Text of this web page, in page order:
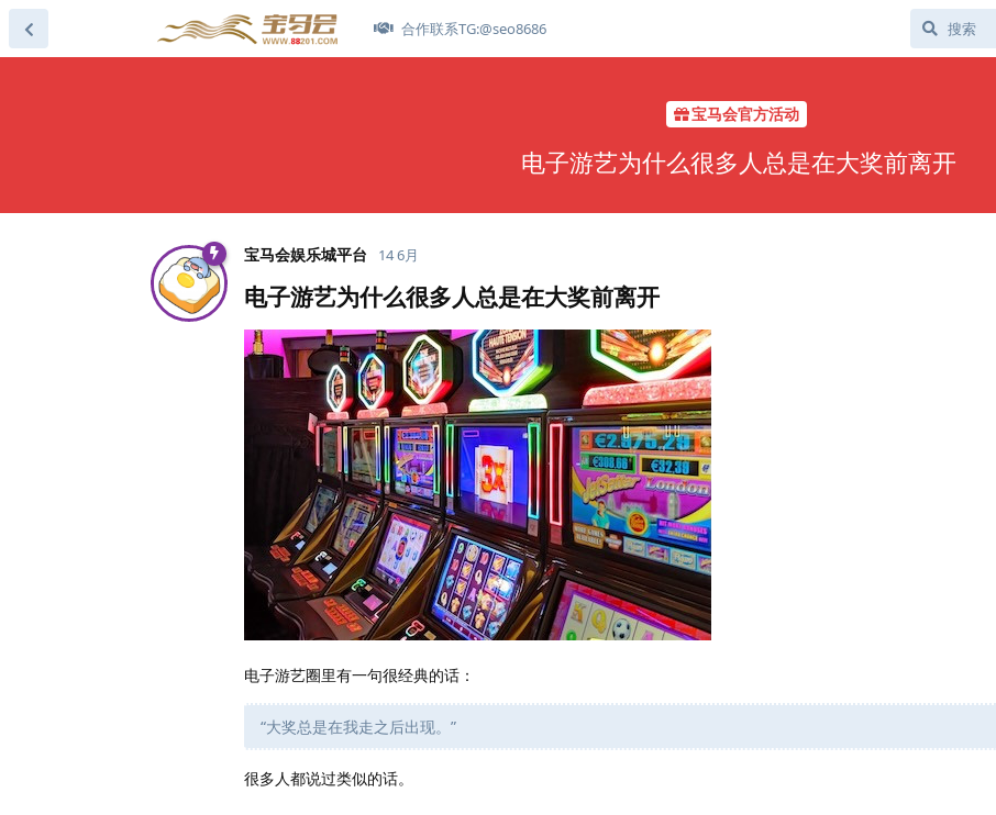
合作联系TG:@seo8686
宝马会官方活动
电子游艺为什么很多人总是在大奖前离开
宝马会娱乐城平台 14 6月
电子游艺为什么很多人总是在大奖前离开
电子游艺圈里有一句很经典的话：
“大奖总是在我走之后出现。”
很多人都说过类似的话。